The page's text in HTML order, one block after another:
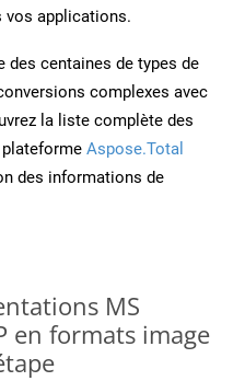
vos applications.
des centaines de types de
complexes avec
la liste complète des
Aspose.Total
des informations de
MS
en formats image